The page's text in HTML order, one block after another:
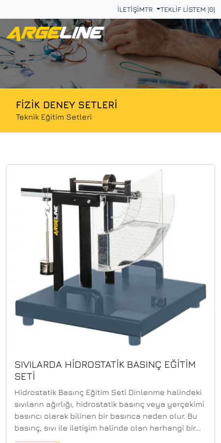
İLETİŞİMTR TEKLİF LİSTEM [0]
FİZİK DENEY SETLERİ
Teknik Eğitim Setleri
SIVILARDA HİDROSTATİK BASINÇ EĞİTİM
SETİ
Hidrostatik Basınç Eğitim Seti Dinlenme halindeki
sıvıların ağırlığı, hidrostatik basınç veya yerçekimi
basıncı olarak bilinen bir basınca neden olur. Bu
basınç, sıvı ile iletişim halinde olan herhangi bir
alana etki eder ve alanın boyutuyla orantılı bir